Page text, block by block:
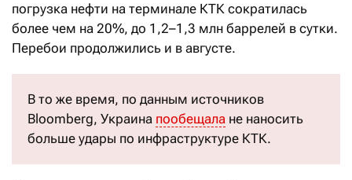
погрузка нефти на терминале КТК сократилась
более чем на 20%, до 1,2–1,3 млн баррелей в сутки.
Перебои продолжились и в августе.
В то же время, по данным источников
Bloomberg, Украина пообещала не наносить
больше удары по инфраструктуре КТК.